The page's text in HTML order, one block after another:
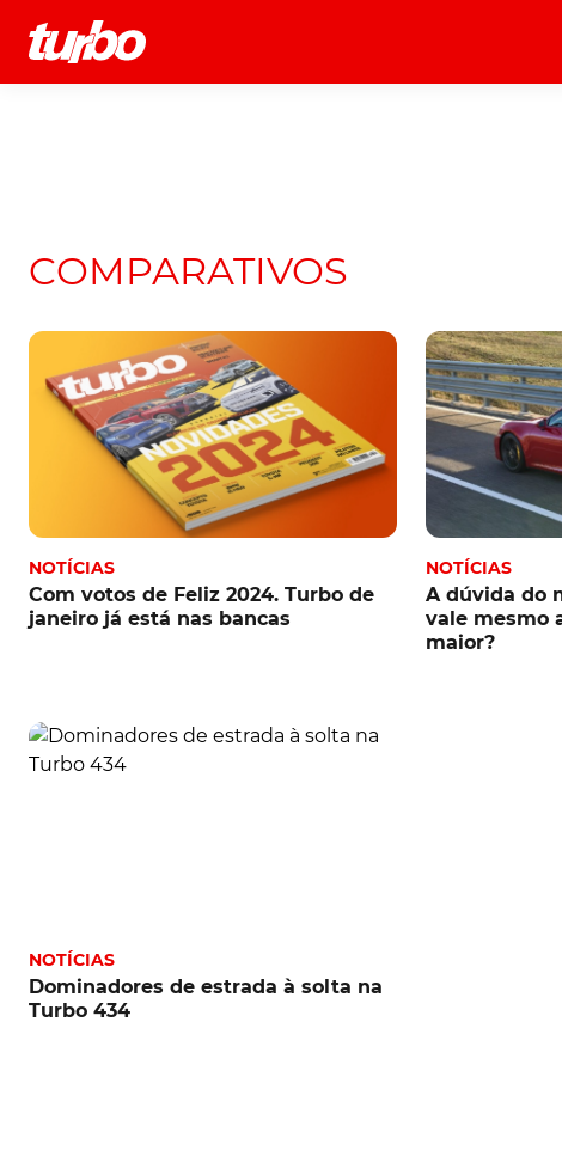
COMPARATIVOS
NOTÍCIAS
Com votos de Feliz 2024. Turbo de
janeiro já está nas bancas
NOTÍCIAS
A dúvida do
vale mesmo
maior?
NOTÍCIAS
Dominadores de estrada à solta na
Turbo 434